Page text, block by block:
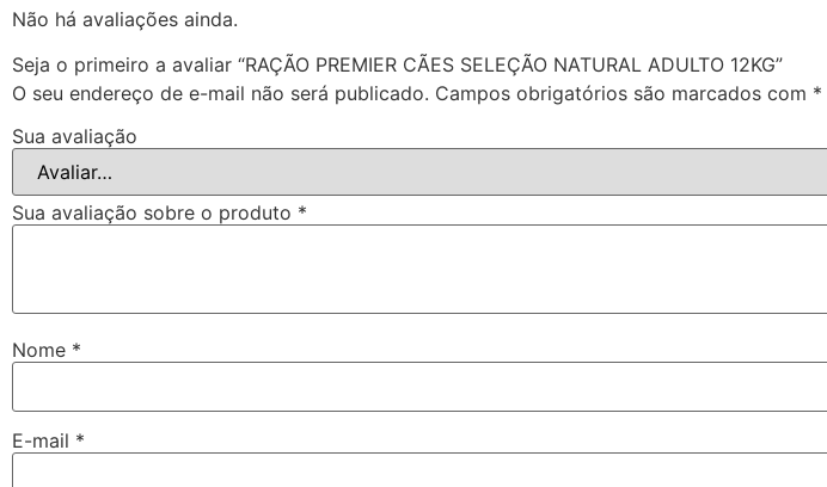
Não há avaliações ainda.
Seja o primeiro a avaliar “RAÇÃO PREMIER CÃES SELEÇÃO NATURAL ADULTO 12KG”
O seu endereço de e-mail não será publicado. Campos obrigatórios são marcados com *
Sua avaliação
Sua avaliação sobre o produto *
Nome *
E-mail *